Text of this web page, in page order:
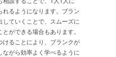
るようになります。ブラン
していくことで、スムーズに
ができる場合もあります。
けることにより、ブランクが
ながら効率よく学べるように